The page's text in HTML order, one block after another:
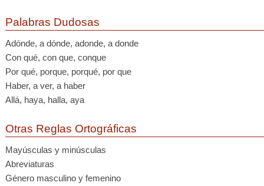
Palabras Dudosas
Adónde, a dónde, adonde, a donde
Con qué, con que, conque
Por qué, porque, porqué, por que
Haber, a ver, a haber
Allá, haya, halla, aya
Otras Reglas Ortográficas
Mayúsculas y minúsculas
Abreviaturas
Género masculino y femenino